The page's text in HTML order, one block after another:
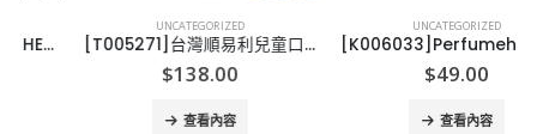
UNCATEGORIZED
[T005271]台灣順易利兒童口罩
138.00
查看內容
UNCATEGORIZED
[K006033]Perfumeholic名牌香水系列
49.00
查看內容